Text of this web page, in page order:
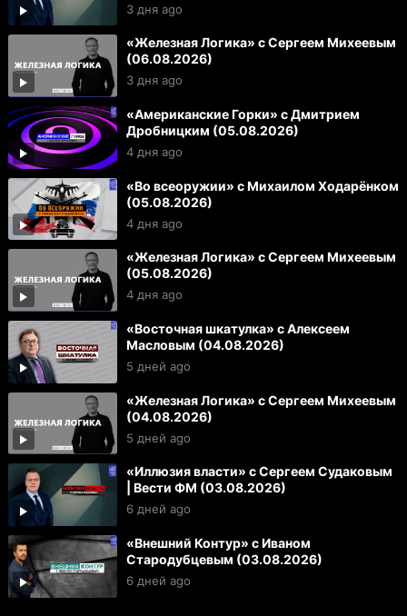
3 дня ago
«Железная Логика» с Сергеем Михеевым
(06.08.2026)
3 дня ago
«Американские Горки» с Дмитрием
Дробницким (05.08.2026)
4 дня ago
«Во всеоружии» с Михаилом Ходарёнком
(05.08.2026)
4 дня ago
«Железная Логика» с Сергеем Михеевым
(05.08.2026)
4 дня ago
«Восточная шкатулка» с Алексеем
Масловым (04.08.2026)
5 дней ago
«Железная Логика» с Сергеем Михеевым
(04.08.2026)
5 дней ago
«Иллюзия власти» с Сергеем Судаковым
| Вести ФМ (03.08.2026)
6 дней ago
«Внешний Контур» с Иваном
Стародубцевым (03.08.2026)
6 дней ago